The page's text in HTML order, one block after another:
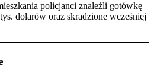
policjanci znaleźli gotówkę
dolarów oraz skradzione wcześniej